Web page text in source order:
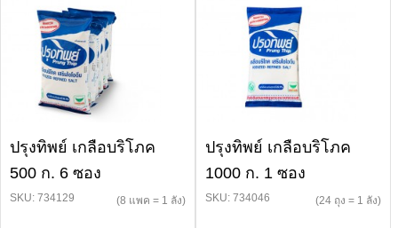
ปรุงทิพย์ เกลือบริโภค
500 ก. 6 ซอง
SKU: 734129 (8 แพค = 1 ลัง)
ปรุงทิพย์ เกลือบริโภค
1000 ก. 1 ซอง
SKU: 734046 (24 ถุง = 1 ลัง)